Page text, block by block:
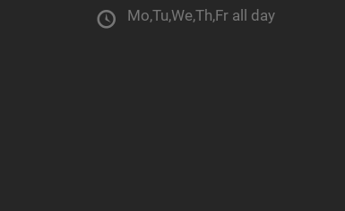
Mo,Tu,We,Th,Fr all day